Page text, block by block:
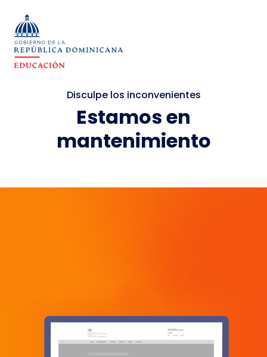
Disculpe los inconvenientes
Estamos en
mantenimiento